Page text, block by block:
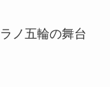
ノ五輪の舞台